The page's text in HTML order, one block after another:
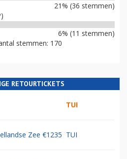
21% (36 stemmen)
6% (11 stemmen)
stemmen: 170
RETOURTICKETS
TUI
Zee €1235 TUI